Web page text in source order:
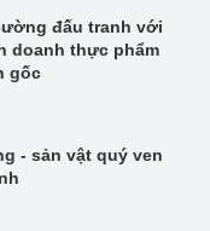
đấu tranh với
doanh thực phẩm
gốc
- sản vật quý ven